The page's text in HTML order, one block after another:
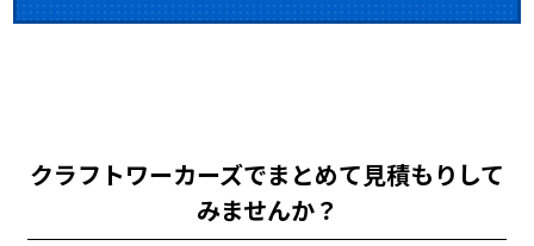
クラフトワーカーズでまとめて見積もりして
みませんか？